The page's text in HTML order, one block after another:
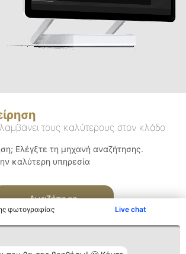
φωτογραφίας Live chat
τους καλύτερους στον κλάδο
Ελέγξτε τη μηχανή αναζήτησης.
καλύτερη υπηρεσία
Αναζήτηση